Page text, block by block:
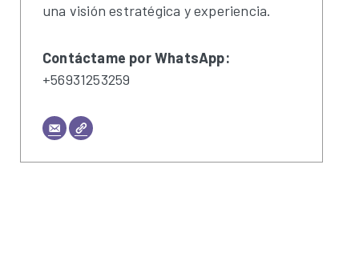
una visión estratégica y experiencia.
Contáctame por WhatsApp:
+56931253259